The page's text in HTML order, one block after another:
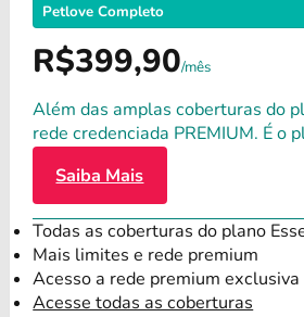
Petlove Completo
R$399,90/mês
Além das amplas coberturas do
rede credenciada PREMIUM. É o
Saiba Mais
Todas as coberturas do plano
Mais limites e rede premium
Acesso a rede premium exclusiva
Acesse todas as coberturas